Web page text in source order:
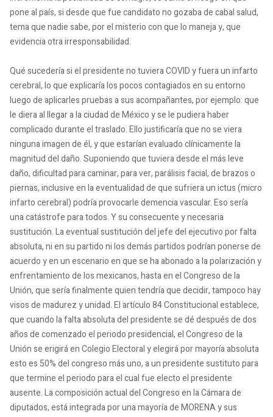
pone al país, si desde que fue candidato no gozaba de cabal salud,
tema que nadie sabe, por el misterio con que lo maneja y, que
evidencia otra irresponsabilidad.
Qué sucedería si el presidente no tuviera COVID y fuera un infarto
cerebral, lo que explicaría los pocos contagiados en su entorno
luego de aplicarles pruebas a sus acompañantes, por ejemplo: que
le diera al llegar a la ciudad de México y se le pudiera haber
complicado durante el traslado. Ello justificaría que no se viera
ninguna imagen de él, y que estarían evaluado clínicamente la
magnitud del daño. Suponiendo que tuviera desde el más leve
daño, dificultad para caminar, para ver, parálisis facial, de brazos o
piernas, inclusive en la eventualidad de que sufriera un ictus (micro
infarto cerebral) podría provocarle demencia vascular. Eso sería
una catástrofe para todos. Y su consecuente y necesaria
sustitución. La eventual sustitución del jefe del ejecutivo por falta
absoluta, ni en su partido ni los demás partidos podrían ponerse de
acuerdo y en un escenario en que se ha abonado a la polarización y
enfrentamiento de los mexicanos, hasta en el Congreso de la
Unión, que sería finalmente quien tendría que decidir, tampoco hay
visos de madurez y unidad. El artículo 84 Constitucional establece,
que cuando la falta absoluta del presidente se dé después de dos
años de comenzado el periodo presidencial, el Congreso de la
Unión se erigirá en Colegio Electoral y elegirá por mayoría absoluta
esto es 50% del congreso más uno, a un presidente sustituto para
que termine el periodo para el cual fue electo el presidente
ausente. La composición actual del Congreso en la Cámara de
diputados, está integrada por una mayoría de MORENA y sus